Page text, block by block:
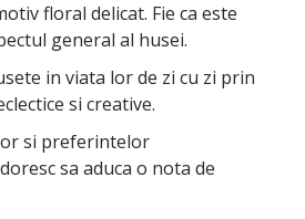
floral delicat. Fie ca este
general al husei.
in viata lor de zi cu zi prin
si creative.
si preferintelor
sa aduca o nota de